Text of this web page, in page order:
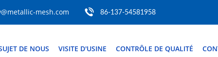
mesh.com 86-137-54581958
DE NOUS VISITE D'USINE CONTRÔLE DE QUALITÉ